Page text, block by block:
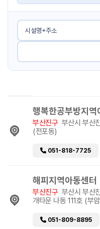
행복한공부방지역
부산진구 부산시 부산
(전포동)
051-818-7725
해피지역아동센터
부산진구 부산시 부산
개타운 나동 111호 (부
051-809-8895